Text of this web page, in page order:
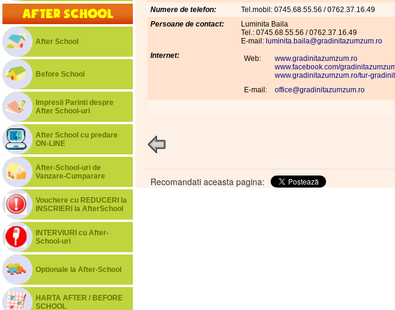
After School
After School
Before School
Impresii Parinti despre
After School-uri
After School cu predare
ON-LINE
After-School-uri de
Vanzare-Cumparare
Vouchere cu REDUCERI la
INSCRIERI la AfterSchool
INTERVIURI cu After-
School-uri
Optionale la After-School
HARTA AFTER / BEFORE
SCHOOL
Numere de telefon:
Tel.mobil: 0745.68.55.56 / 0762.37.16.49
Persoane de contact:
Luminita Baila
Tel.: 0745.68.55.56 / 0762.37.16.49
E-mail: luminita.baila@gradinitazumzum.ro
Internet:
Web:
www.gradinitazumzum.ro
www.facebook.com/
www.gradinitazumzum.ro/tur-
E-mail:
office@gradinitazumzum.ro
Recomandati aceasta pagina: